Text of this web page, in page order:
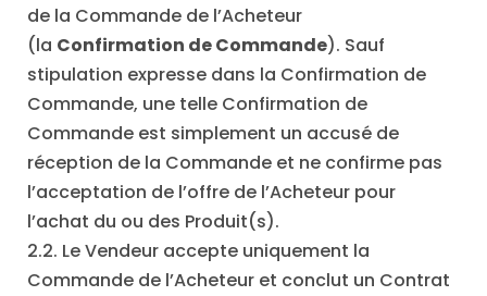
de la Commande de l’Acheteur
(la Confirmation de Commande). Sauf
stipulation expresse dans la Confirmation de
Commande, une telle Confirmation de
Commande est simplement un accusé de
réception de la Commande et ne confirme pas
l’acceptation de l’offre de l’Acheteur pour
l’achat du ou des Produit(s).
2.2. Le Vendeur accepte uniquement la
Commande de l’Acheteur et conclut un Contrat